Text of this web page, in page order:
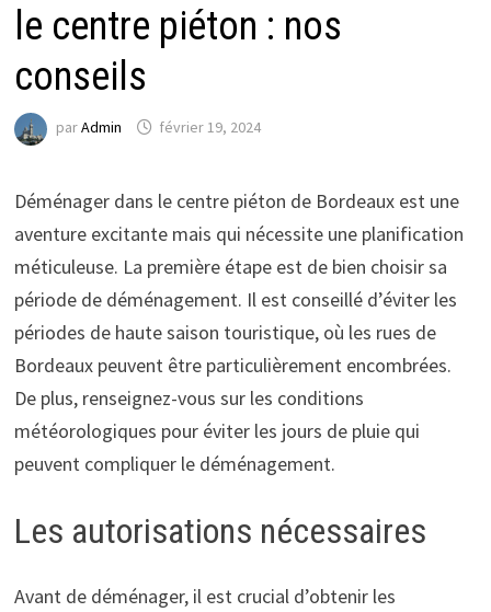
le centre piéton : nos
conseils
parAdmin février 19, 2024
Déménager dans le centre piéton de Bordeaux est une
aventure excitante mais qui nécessite une planification
méticuleuse. La première étape est de bien choisir sa
période de déménagement. Il est conseillé d’éviter les
périodes de haute saison touristique, où les rues de
Bordeaux peuvent être particulièrement encombrées.
De plus, renseignez-vous sur les conditions
météorologiques pour éviter les jours de pluie qui
peuvent compliquer le déménagement.
Les autorisations nécessaires
Avant de déménager, il est crucial d’obtenir les